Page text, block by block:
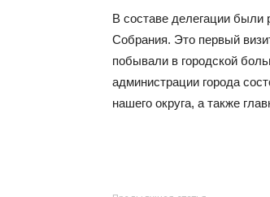
В составе делегации были
Собрания. Это первый
побывали в городской
администрации города
нашего округа, а также